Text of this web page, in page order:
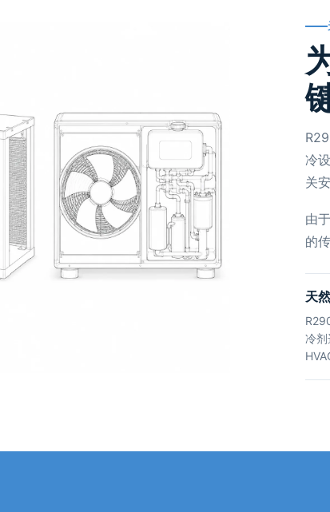
冷
关
由
的
天
冷剂